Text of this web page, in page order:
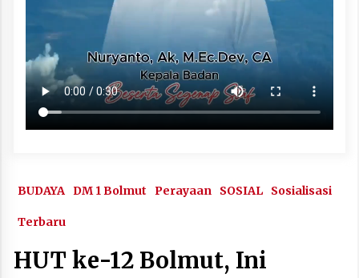
BUDAYA DM 1 Bolmut Perayaan SOSIAL Sosialisasi
Terbaru
HUT ke-12 Bolmut, Ini